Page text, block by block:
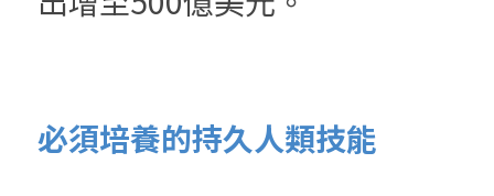
必須培養的持久人類技能